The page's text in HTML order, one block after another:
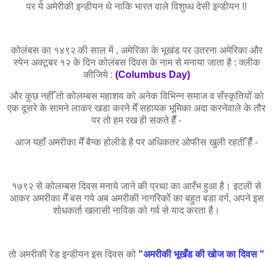
पर ये अमेरीकी इन्डीयन थे नाकि भारत वाले विशुध्ध देसी इन्डीयन !!
कोलंबस का १४९२ की साल में , अमेरिका के भूखंड पर उतरना अमेरिका और
स्पेन अक्टूबर १२ के दिन कोलंबस दिवस के नाम से मनाया जाता है : क्लीक
कीजिये : (Columbus Day)
और कुछ नहीँ तो कोलम्बस महाशय को अनेक विभिन्न समाज व सँस्कृतियोँ को
एक दूसरे के सामने लाकर खडा करने मेँ सहायक भूमिका अदा करनेवाले के तौर
पर तो हम रख ही सकते हैँ -
आज यहाँ अमरीका मेँ बैन्क होलीडे है पर अधिकतर ओफीस खुली रहतीँ हैँ -
१७९२ से कोलम्बस दिवस मनाये जाने की प्रथा का आरँभ हुआ है। इटली से
आकर अमरीका मेँ बस गये अब अमरीकी नागरिकोँ का बहुत बडा वर्ग, अपने इस
शोधकर्ता खलासी नाविक को गर्व से याद करता है।
तो अमरीकी रेड इन्डीयन इस दिवस को "अमरीकी भूखँड की खोज का दिवस "